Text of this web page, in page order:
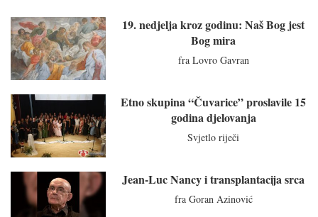
19. nedjelja kroz godinu: Naš Bog jest
Bog mira
fra Lovro Gavran
Etno skupina “Čuvarice” proslavile 15
godina djelovanja
Svjetlo riječi
Jean-Luc Nancy i transplantacija srca
fra Goran Azinović